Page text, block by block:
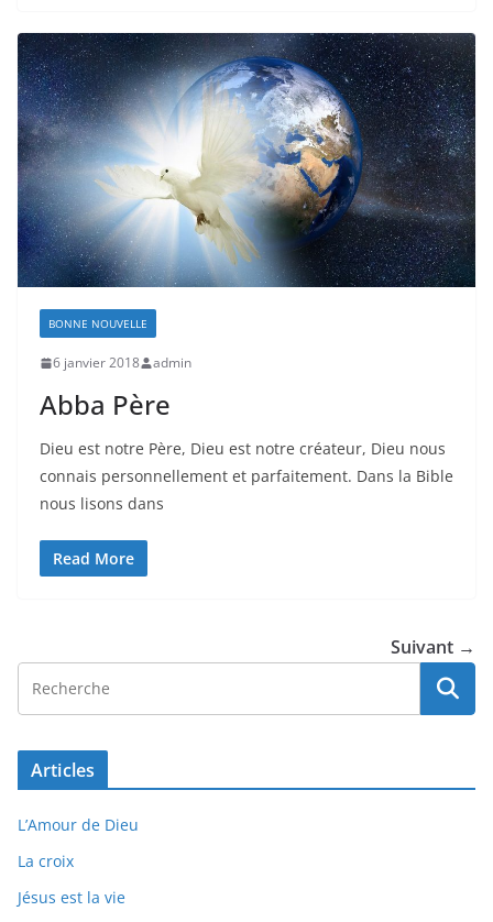
BONNE NOUVELLE
6 janvier 2018 admin
Abba Père
Dieu est notre Père, Dieu est notre créateur, Dieu nous
connais personnellement et parfaitement. Dans la Bible
nous lisons dans
Read More
Suivant →
Articles
L’Amour de Dieu
La croix
Jésus est la vie